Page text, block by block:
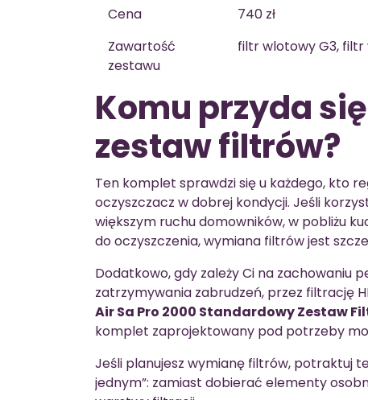
Cena
740 zł
Zawartość
zestawu
filtr wlotowy G3, filtr
Komu przyda
zestaw filtrów?
Ten komplet sprawdzi się u każdego, kto
oczyszczacz w dobrej kondycji. Jeśli
większym ruchu domowników, w pobliżu
do oczyszczenia, wymiana filtrów jest
Dodatkowo, gdy zależy Ci na zachowaniu
zatrzymywania zabrudzeń, przez filtrację
Air Sa Pro 2000 Standardowy Zestaw
komplet zaprojektowany pod potrzeby
Jeśli planujesz wymianę filtrów, potraktuj
jednym”: zamiast dobierać elementy